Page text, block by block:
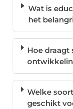
Wat is
het
Hoe draagt
Welke
geschikt